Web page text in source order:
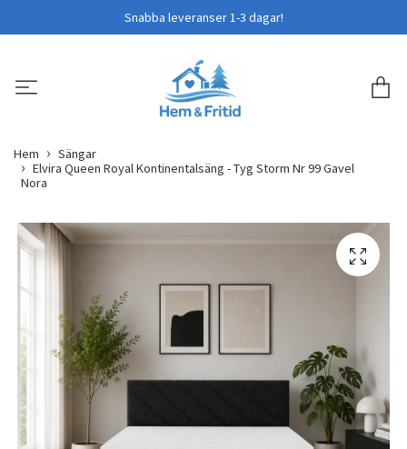
Snabba leveranser 1-3 dagar!
Hem
Sängar
Elvira Queen Royal Kontinentalsäng - Tyg Storm Nr 99 Gavel
Nora